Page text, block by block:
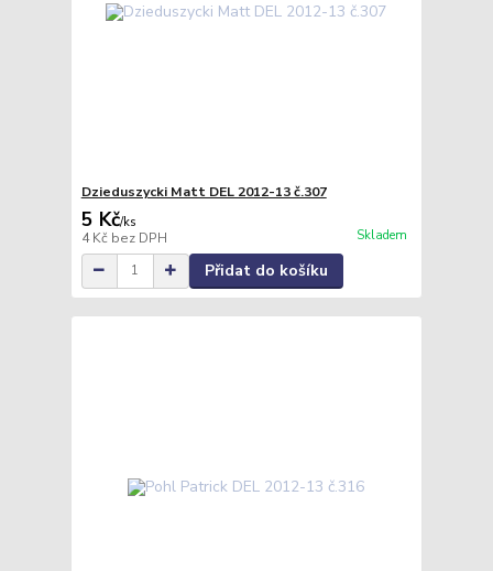
Dzieduszycki Matt DEL 2012-13 č.307
5 Kč/ks
4 Kč bez DPH Skladem
Přidat do košíku